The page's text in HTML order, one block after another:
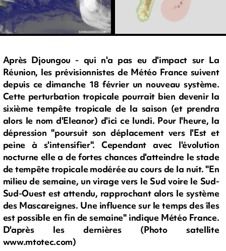
Après Djoungou - qui n'a pas eu d'impact sur La
Réunion, les prévisionnistes de Météo France suivent
depuis ce dimanche 18 février un nouveau système.
Cette perturbation tropicale pourrait bien devenir la
sixième tempête tropicale de la saison (et prendra
alors le nom d'Eleanor) d'ici ce lundi. Pour l'heure, la
dépression "poursuit son déplacement vers l'Est et
peine à s'intensifier". Cependant avec l'évolution
nocturne elle a de fortes chances d'atteindre le stade
de tempête tropicale modérée au cours de la nuit. "En
milieu de semaine, un virage vers le Sud voire le Sud-
Sud-Ouest est attendu, rapprochant alors le système
des Mascareignes. Une influence sur le temps des îles
est possible en fin de semaine" indique Météo France.
D'après les dernières (Photo satellite
www.mtotec.com)